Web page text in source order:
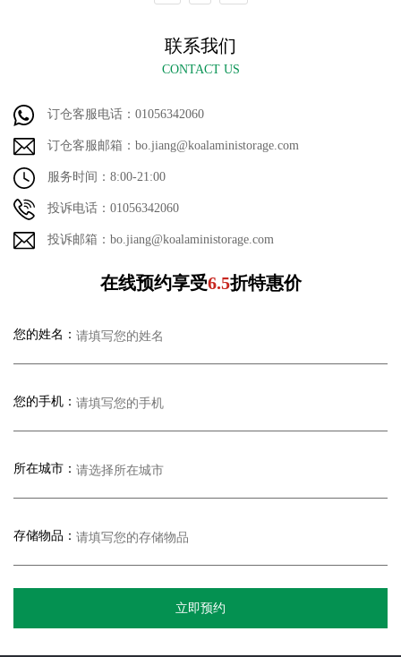
联系我们
CONTACT US
订仓客服电话：01056342060
订仓客服邮箱：bo.jiang@koalaministorage.com
服务时间：8:00-21:00
投诉电话：01056342060
投诉邮箱：bo.jiang@koalaministorage.com
在线预约享受6.5折特惠价
您的姓名：
您的手机：
所在城市：
存储物品：
立即预约